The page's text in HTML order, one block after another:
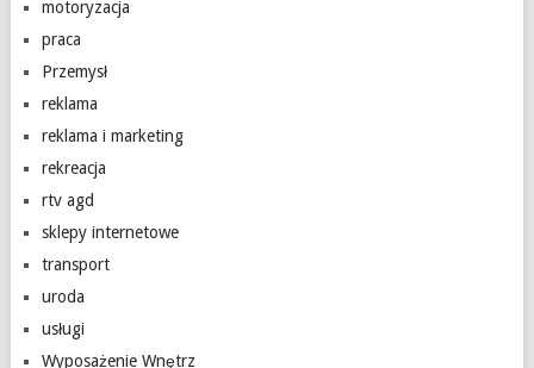
motoryzacja
praca
Przemysł
reklama
reklama i marketing
rekreacja
rtv agd
sklepy internetowe
transport
uroda
usługi
Wyposażenie Wnętrz